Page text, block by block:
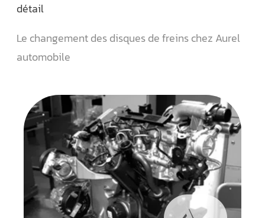
détail
Le changement des disques de freins chez Aurel
automobile